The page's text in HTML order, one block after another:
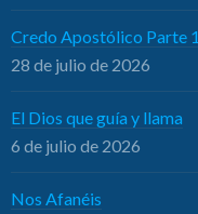
Credo Apostólico Parte 1
28 de julio de 2026
El Dios que guía y llama
6 de julio de 2026
Nos Afanéis